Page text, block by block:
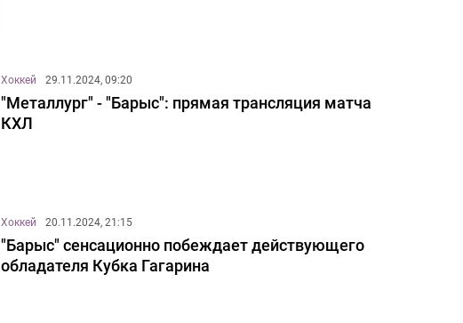
Хоккей 29.11.2024, 09:20
"Металлург" - "Барыс": прямая трансляция матча
КХЛ
Хоккей 20.11.2024, 21:15
"Барыс" сенсационно побеждает действующего
обладателя Кубка Гагарина